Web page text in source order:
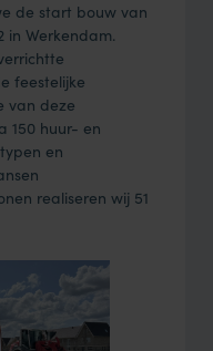
de start bouw van
in Werkendam.
feestelijke
van deze
150 huur- en
en
realiseren wij 51